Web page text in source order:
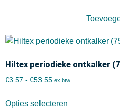
Hiltex periodieke ontkalker
€3.57 - €53.55 ex btw
Opties selecteren